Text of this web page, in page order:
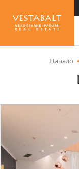
НОВОСТИ
НЕДВИЖИМОСТЬ
УСЛУГИ
Начало